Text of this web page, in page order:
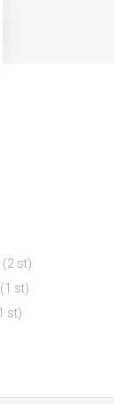
(2 st)
(1 st)
st)